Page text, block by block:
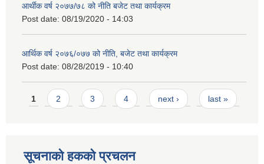
आर्थीक वर्ष २०७७/७८ को नीति बजेट तथा कार्यक्रम
Post date: 08/19/2020 - 14:03
आर्थिक वर्ष २०७६/०७७ को नीति, बजेट तथा कार्यक्रम
Post date: 08/28/2019 - 10:40
Pages
1 2 3 4 next › last »
सूचनाको हकको प्रचलन